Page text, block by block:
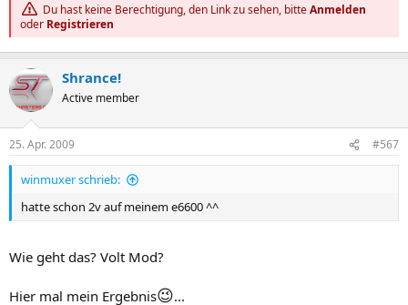
Du hast keine Berechtigung, den Link zu sehen, bitteAnmelden
oder Registrieren
Shrance!
Active member
25. Apr. 2009 #567
winmuxer schrieb:
hatte schon 2v auf meinem e6600 ^^
Wie geht das? Volt Mod?
Hier mal mein Ergebnis😉...